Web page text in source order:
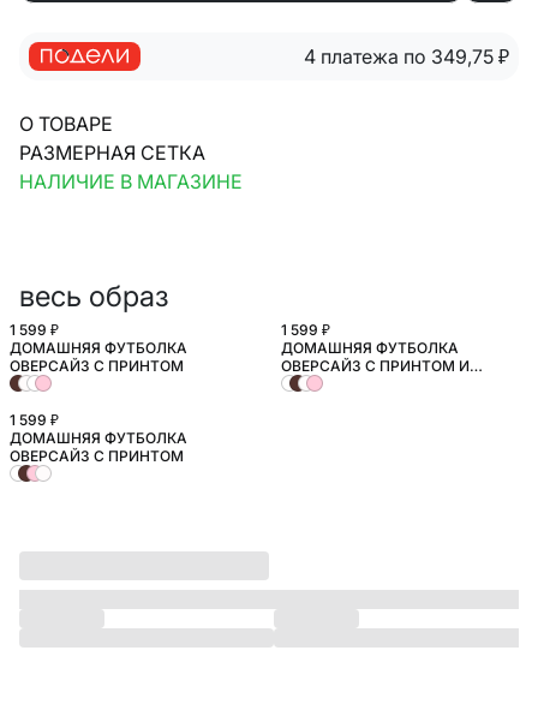
4 платежа по 349,75 ₽
О ТОВАРЕ
РАЗМЕРНАЯ СЕТКА
НАЛИЧИЕ В МАГАЗИНЕ
весь образ
1 599 ₽
ДОМАШНЯЯ ФУТБОЛКА
ОВЕРСАЙЗ С ПРИНТОМ
1 599 ₽
ДОМАШНЯЯ ФУТБОЛКА
ОВЕРСАЙЗ С ПРИНТОМ И
ВЫШИВКОЙ
1 599 ₽
ДОМАШНЯЯ ФУТБОЛКА
ОВЕРСАЙЗ С ПРИНТОМ